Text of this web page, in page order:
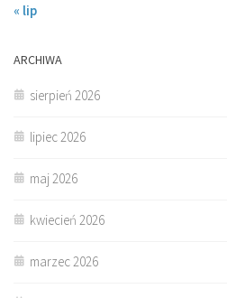
« lip
ARCHIWA
sierpień 2026
lipiec 2026
maj 2026
kwiecień 2026
marzec 2026